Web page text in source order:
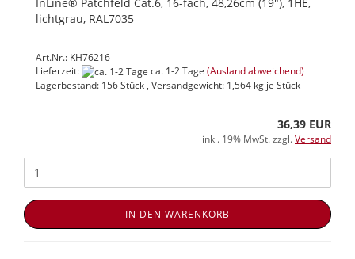
lichtgrau, RAL7035
Art.Nr.: KH76216
Lieferzeit:
ca. 1-2 Tage (Ausland abweichend)
Lagerbestand: 156 Stück , Versandgewicht: 1,564 kg je Stück
36,39 EUR
inkl. 19% MwSt. zzgl.Versand
IN DEN WARENKORB